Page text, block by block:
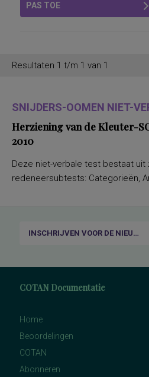
PAS TOE
Resultaten 1 t/m 1 van 1
SNIJDERS-OOMEN NIET-
Herziening van de Kleuter-
2010
Deze niet-verbale test bestaat
redeneersubtests: Categorieën,
INSCHRIJVEN VOOR DE NIEUWSBRIEF
COTAN Documentatie
Home
Beoordelingen
COTAN
Abonneren